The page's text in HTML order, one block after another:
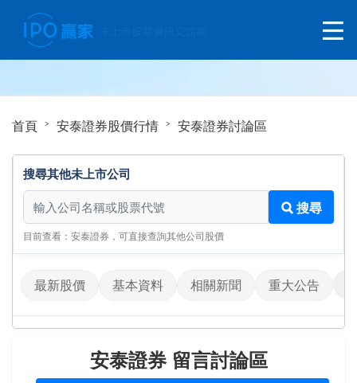
首頁 安泰證券股價行情 安泰證券討論區
搜尋其他未上市公司
搜尋其他未上市公司
搜尋
目前查看：安泰證券，可直接查詢其他公司股價
最新股價 基本資料 相關新聞 重大公告
安泰證券 留言討論區